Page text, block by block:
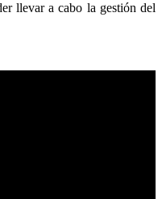
llevar a cabo la gestión del